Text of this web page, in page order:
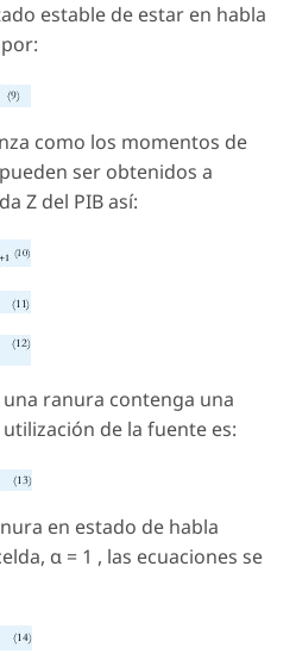
estable de estar en habla
como los momentos de
ser obtenidos a
Z del PIB así:
ranura contenga una
de la fuente es:
en estado de habla
α = 1 , las ecuaciones se